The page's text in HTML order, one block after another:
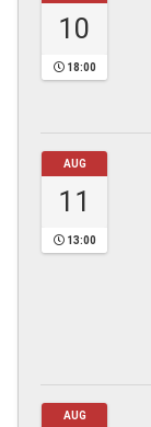
10
18:00
AUG
11
13:00
AUG